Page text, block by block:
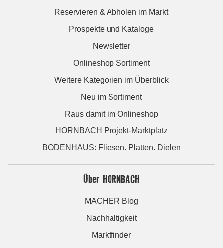
Reservieren & Abholen im Markt
Prospekte und Kataloge
Newsletter
Onlineshop Sortiment
Weitere Kategorien im Überblick
Neu im Sortiment
Raus damit im Onlineshop
HORNBACH Projekt-Marktplatz
BODENHAUS: Fliesen. Platten. Dielen
Über HORNBACH
MACHER Blog
Nachhaltigkeit
Marktfinder